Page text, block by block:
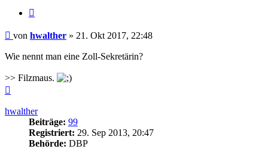
Beitrag
von hwalther » 21. Okt 2017, 22:48
Wie nennt man eine Zoll-Sekretärin?
>> Filzmaus.
hwalther
Beiträge: 99
Registriert: 29. Sep 2013, 20:47
Behörde: DBP